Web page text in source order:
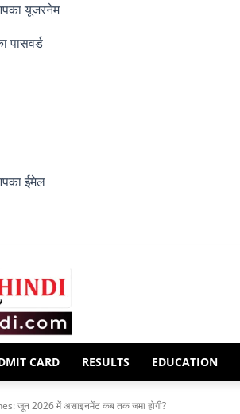
यूजरनेम
पासवर्ड
ईमेल
CARD RESULTS EDUCATION
जून 2026 में असाइनमेंट कब तक जमा होगी?